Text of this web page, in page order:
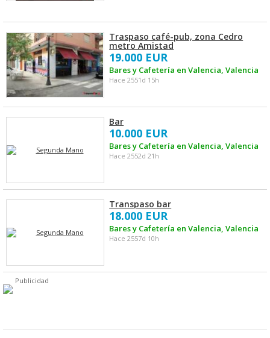
Traspaso café-pub, zona Cedro
metro Amistad
19.000 EUR
Bares y Cafetería en Valencia, Valencia
Hace 2551d 15h
Bar
10.000 EUR
Bares y Cafetería en Valencia, Valencia
Hace 2552d 21h
Transpaso bar
18.000 EUR
Bares y Cafetería en Valencia, Valencia
Hace 2557d 10h
Publicidad